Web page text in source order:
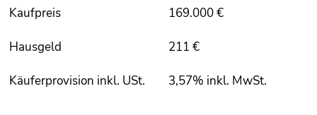
Kaufpreis
169.000 €
Hausgeld 211 €
Käuferprovision inkl. USt. 3,57% inkl. MwSt.